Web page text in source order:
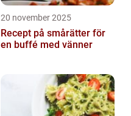
20 november 2025
Recept på smårätter för
en buffé med vänner